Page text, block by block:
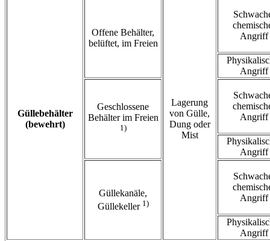
Güllebehälter
(bewehrt)
Offene Behälter,
belüftet, im Freien
Lagerung
von Gülle,
Dung oder
Mist
Angriff
Angriff
Geschlossene
Behälter im Freien
1)
Angriff
Angriff
Güllekanäle,
Güllekeller 1)
Angriff
Angriff